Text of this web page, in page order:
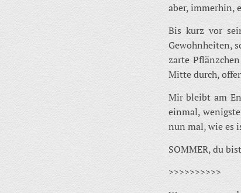
aber, immerhin,
Bis kurz vor
Gewohnheiten,
zarte
Mitte durch,
Mir bleibt am
einmal,
nun mal, wie es
SOMMER, du
>>>>>>>>>>